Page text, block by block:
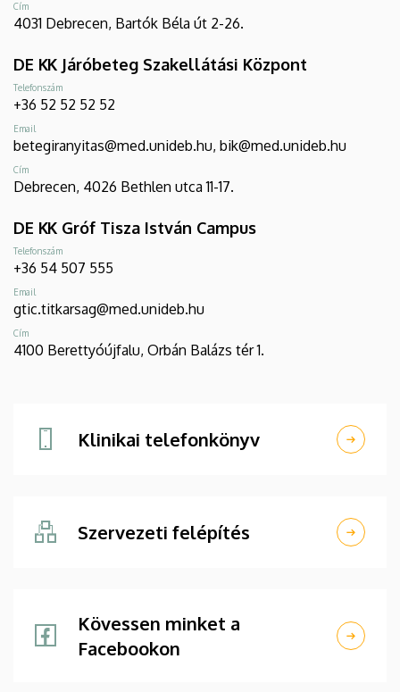
Cím
4031 Debrecen, Bartók Béla út 2-26.
DE KK Járóbeteg Szakellátási Központ
Telefonszám
+36 52 52 52 52
Email
betegiranyitas@med.unideb.hu, bik@med.unideb.hu
Cím
Debrecen, 4026 Bethlen utca 11-17.
DE KK Gróf Tisza István Campus
Telefonszám
+36 54 507 555
Email
gtic.titkarsag@med.unideb.hu
Cím
4100 Berettyóújfalu, Orbán Balázs tér 1.
Klinikai telefonkönyv
Szervezeti felépítés
Kövessen minket a
Facebookon